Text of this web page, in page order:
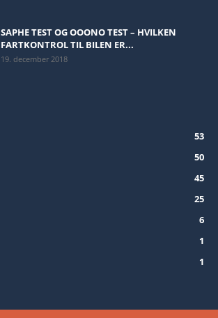
SAPHE TEST OG OOONO TEST – HVILKEN
FARTKONTROL TIL BILEN ER...
19. december 2018
53
50
45
25
6
1
1